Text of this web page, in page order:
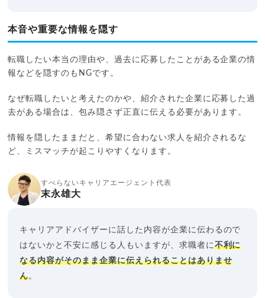
本音や重要な情報を隠す
転職したい本当の理由や、過去に応募したことがある企業の情
報などを隠すのもNGです。
なぜ転職したいと考えたのかや、紹介された企業に応募した過
去がある場合は、包み隠さず正直に伝える必要があります。
情報を隠したままだと、希望に合わない求人を紹介されるな
ど、ミスマッチが起こりやすくなります。
すべらないキャリアエージェント代表
末永雄大
キャリアアドバイザーに話した内容が企業に伝わるので
はないかと不安に感じる人もいますが、求職者に不利に
なる内容がそのまま企業に伝えられることはありませ
ん。